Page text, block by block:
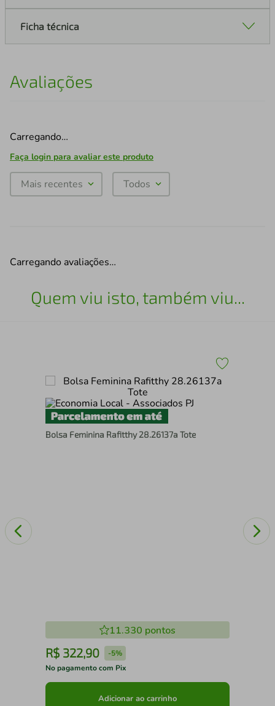
Ficha técnica
Avaliações
Carregando…
Faça login para avaliar este produto
Mais recentes Todos
Carregando avaliações…
Quem viu isto, também viu...
Bolsa Feminina Rafitthy 28.26137a Tote
11.330 pontos
R$ 322,90 -5%
No pagamento com Pix
Adicionar ao carrinho